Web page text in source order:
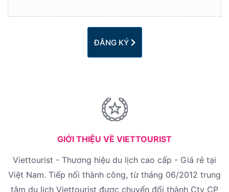
ĐĂNG KÝ
GIỚI THIỆU VỀ VIETTOURIST
Viettourist - Thương hiệu du lịch cao cấp - Giá rẻ tại
Việt Nam. Tiếp nối thành công, từ tháng 06/2012 trung
tâm du lịch Viettourist được chuyển đổi thành Cty CP